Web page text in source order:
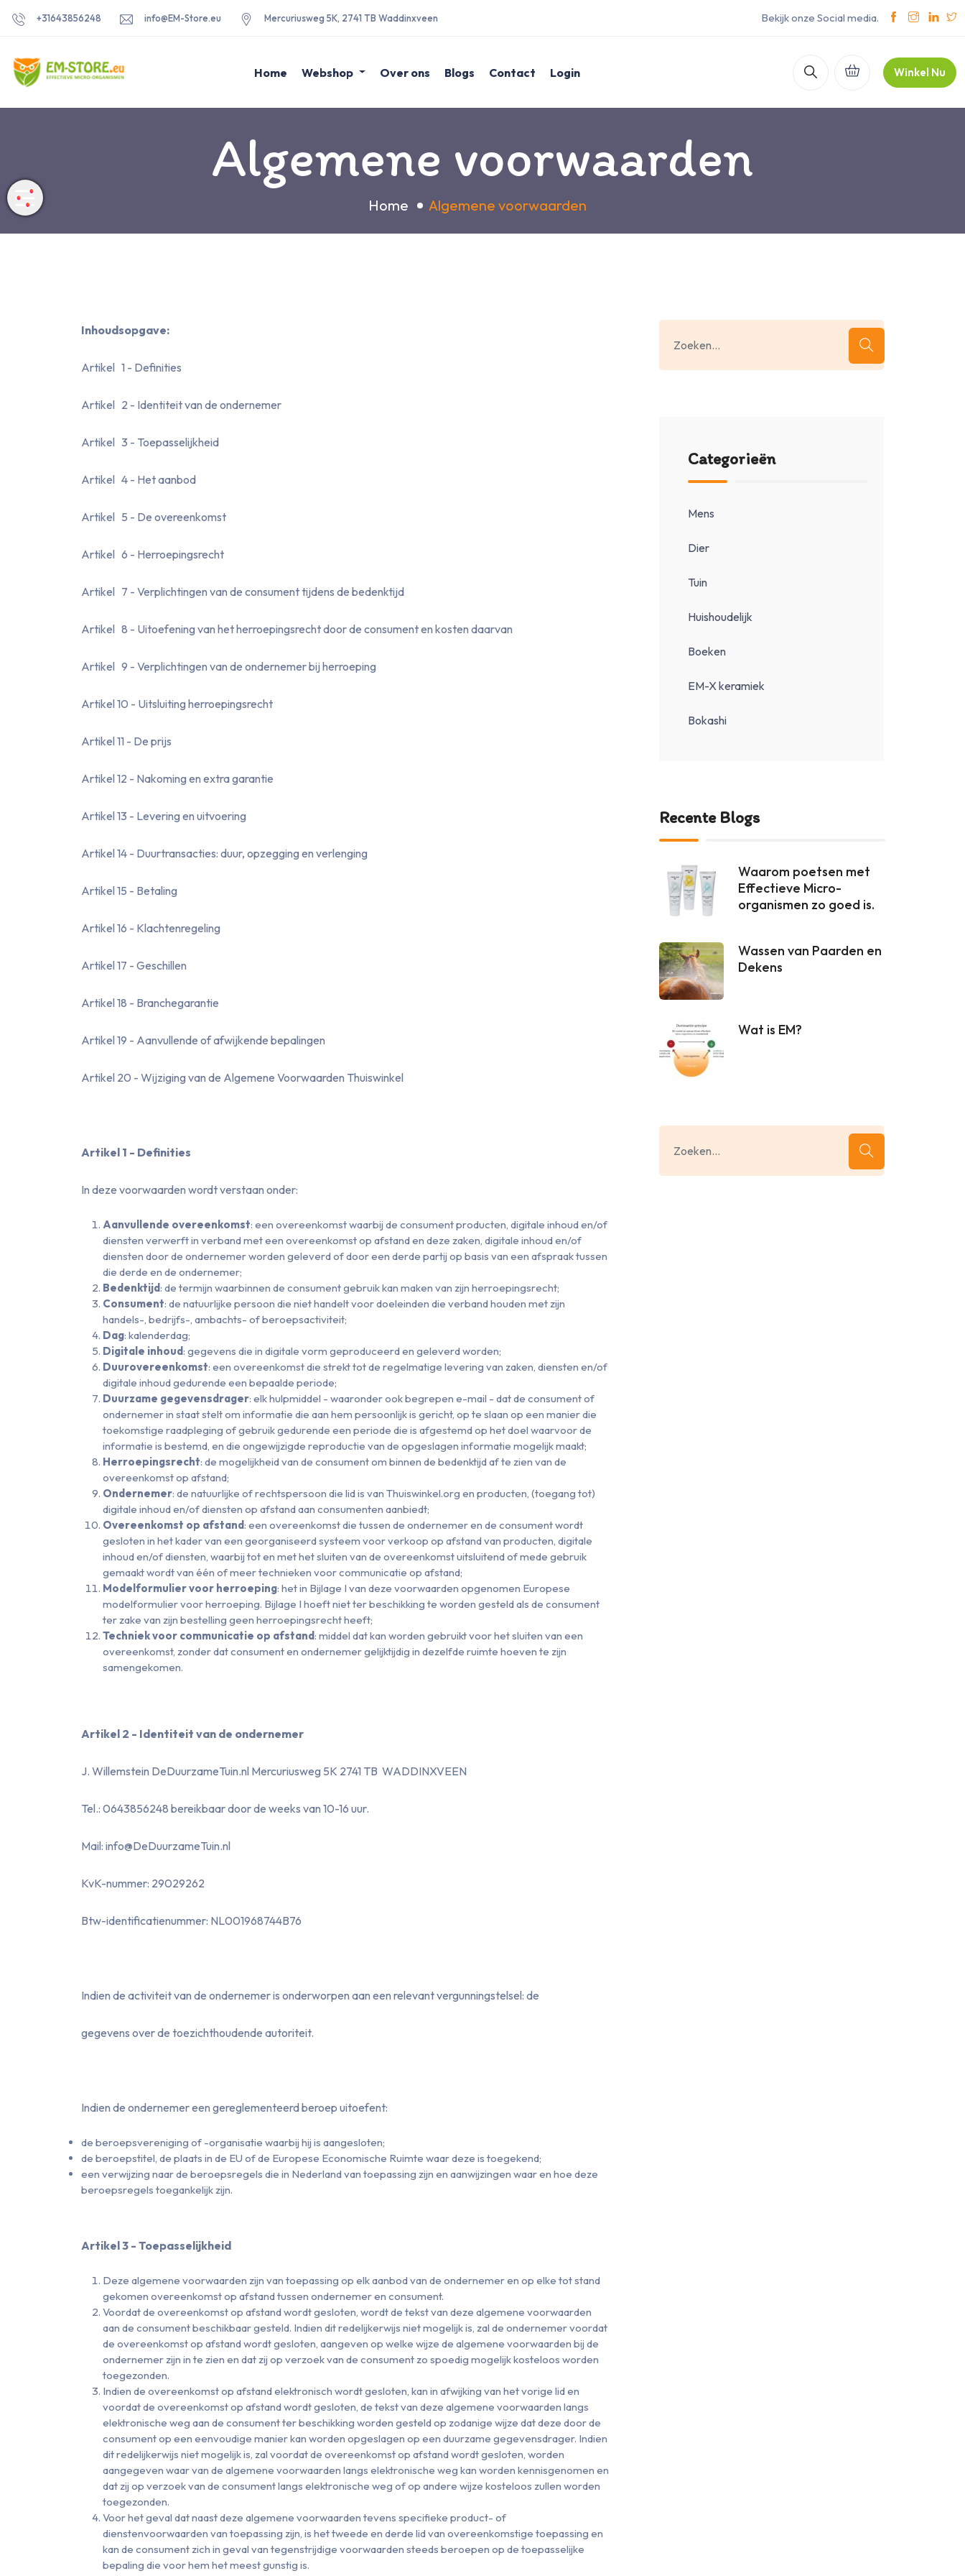
+31643856248 info@EM-Store.eu Mercuriusweg 5K, 2741 TB Waddinxveen Bekijk onze Social media.
Home Webshop Over ons Blogs Contact Login Winkel Nu
Algemene voorwaarden
Home Algemene voorwaarden
Inhoudsopgave:
Artikel 1 - Definities
Artikel 2 - Identiteit van de ondernemer
Artikel 3 - Toepasselijkheid
Artikel 4 - Het aanbod
Artikel 5 - De overeenkomst
Artikel 6 - Herroepingsrecht
Artikel 7 - Verplichtingen van de consument tijdens de bedenktijd
Artikel 8 - Uitoefening van het herroepingsrecht door de consument en kosten daarvan
Artikel 9 - Verplichtingen van de ondernemer bij herroeping
Artikel 10 - Uitsluiting herroepingsrecht
Artikel 11 - De prijs
Artikel 12 - Nakoming en extra garantie
Artikel 13 - Levering en uitvoering
Artikel 14 - Duurtransacties: duur, opzegging en verlenging
Artikel 15 - Betaling
Artikel 16 - Klachtenregeling
Artikel 17 - Geschillen
Artikel 18 - Branchegarantie
Artikel 19 - Aanvullende of afwijkende bepalingen
Artikel 20 - Wijziging van de Algemene Voorwaarden Thuiswinkel
Artikel 1 - Definities
In deze voorwaarden wordt verstaan onder:
Aanvullende overeenkomst: een overeenkomst waarbij de consument producten, digitale inhoud en/of
diensten verwerft in verband met een overeenkomst op afstand en deze zaken, digitale inhoud en/of
diensten door de ondernemer worden geleverd of door een derde partij op basis van een afspraak tussen
die derde en de ondernemer;
Bedenktijd: de termijn waarbinnen de consument gebruik kan maken van zijn herroepingsrecht;
Consument: de natuurlijke persoon die niet handelt voor doeleinden die verband houden met zijn
handels-, bedrijfs-, ambachts- of beroepsactiviteit;
Dag: kalenderdag;
Digitale inhoud: gegevens die in digitale vorm geproduceerd en geleverd worden;
Duurovereenkomst: een overeenkomst die strekt tot de regelmatige levering van zaken, diensten en/of
digitale inhoud gedurende een bepaalde periode;
Duurzame gegevensdrager: elk hulpmiddel - waaronder ook begrepen e-mail - dat de consument of
ondernemer in staat stelt om informatie die aan hem persoonlijk is gericht, op te slaan op een manier die
toekomstige raadpleging of gebruik gedurende een periode die is afgestemd op het doel waarvoor de
informatie is bestemd, en die ongewijzigde reproductie van de opgeslagen informatie mogelijk maakt;
Herroepingsrecht: de mogelijkheid van de consument om binnen de bedenktijd af te zien van de
overeenkomst op afstand;
Ondernemer: de natuurlijke of rechtspersoon die lid is van Thuiswinkel.org en producten, (toegang tot)
digitale inhoud en/of diensten op afstand aan consumenten aanbiedt;
Overeenkomst op afstand: een overeenkomst die tussen de ondernemer en de consument wordt
gesloten in het kader van een georganiseerd systeem voor verkoop op afstand van producten, digitale
inhoud en/of diensten, waarbij tot en met het sluiten van de overeenkomst uitsluitend of mede gebruik
gemaakt wordt van één of meer technieken voor communicatie op afstand;
Modelformulier voor herroeping: het in Bijlage I van deze voorwaarden opgenomen Europese
modelformulier voor herroeping. Bijlage I hoeft niet ter beschikking te worden gesteld als de consument
ter zake van zijn bestelling geen herroepingsrecht heeft;
Techniek voor communicatie op afstand: middel dat kan worden gebruikt voor het sluiten van een
overeenkomst, zonder dat consument en ondernemer gelijktijdig in dezelfde ruimte hoeven te zijn
samengekomen.
Artikel 2 - Identiteit van de ondernemer
J. Willemstein DeDuurzameTuin.nl Mercuriusweg 5K 2741 TB WADDINXVEEN
Tel.: 0643856248 bereikbaar door de weeks van 10-16 uur.
Mail: info@DeDuurzameTuin.nl
KvK-nummer: 29029262
Btw-identificatienummer: NL001968744B76
Indien de activiteit van de ondernemer is onderworpen aan een relevant vergunningstelsel: de
gegevens over de toezichthoudende autoriteit.
Indien de ondernemer een gereglementeerd beroep uitoefent:
de beroepsvereniging of -organisatie waarbij hij is aangesloten;
de beroepstitel, de plaats in de EU of de Europese Economische Ruimte waar deze is toegekend;
een verwijzing naar de beroepsregels die in Nederland van toepassing zijn en aanwijzingen waar en hoe deze
beroepsregels toegankelijk zijn.
Artikel 3 - Toepasselijkheid
Deze algemene voorwaarden zijn van toepassing op elk aanbod van de ondernemer en op elke tot stand
gekomen overeenkomst op afstand tussen ondernemer en consument.
Voordat de overeenkomst op afstand wordt gesloten, wordt de tekst van deze algemene voorwaarden
aan de consument beschikbaar gesteld. Indien dit redelijkerwijs niet mogelijk is, zal de ondernemer voordat
de overeenkomst op afstand wordt gesloten, aangeven op welke wijze de algemene voorwaarden bij de
ondernemer zijn in te zien en dat zij op verzoek van de consument zo spoedig mogelijk kosteloos worden
toegezonden.
Indien de overeenkomst op afstand elektronisch wordt gesloten, kan in afwijking van het vorige lid en
voordat de overeenkomst op afstand wordt gesloten, de tekst van deze algemene voorwaarden langs
elektronische weg aan de consument ter beschikking worden gesteld op zodanige wijze dat deze door de
consument op een eenvoudige manier kan worden opgeslagen op een duurzame gegevensdrager. Indien
dit redelijkerwijs niet mogelijk is, zal voordat de overeenkomst op afstand wordt gesloten, worden
aangegeven waar van de algemene voorwaarden langs elektronische weg kan worden kennisgenomen en
dat zij op verzoek van de consument langs elektronische weg of op andere wijze kosteloos zullen worden
toegezonden.
Voor het geval dat naast deze algemene voorwaarden tevens specifieke product- of
dienstenvoorwaarden van toepassing zijn, is het tweede en derde lid van overeenkomstige toepassing en
kan de consument zich in geval van tegenstrijdige voorwaarden steeds beroepen op de toepasselijke
bepaling die voor hem het meest gunstig is.
Categorieën
Mens
Dier
Tuin
Huishoudelijk
Boeken
EM-X keramiek
Bokashi
Recente Blogs
Waarom poetsen met
Effectieve Micro-
organismen zo goed is.
Wassen van Paarden en
Dekens
Wat is EM?